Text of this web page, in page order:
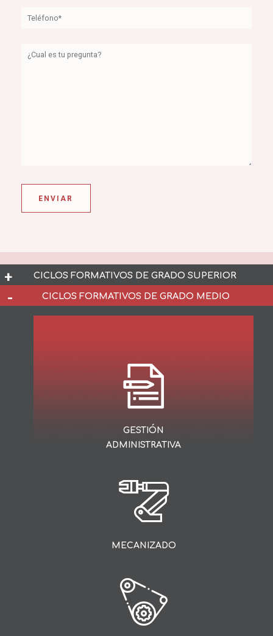
CICLOS FORMATIVOS DE GRADO SUPERIOR
ADMINISTRACIÓN
Y FINANZAS
AUTOMOCIÓN
ASISTENCIA A
CICLOS FORMATIVOS DE GRADO MEDIO
GESTIÓN
ADMINISTRATIVA
MECANIZADO